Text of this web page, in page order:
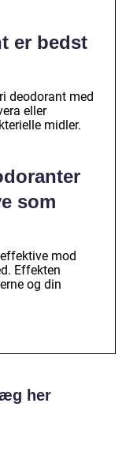
er bedst
deodorant med
eller
midler.
som
mod
Effekten
og din
her